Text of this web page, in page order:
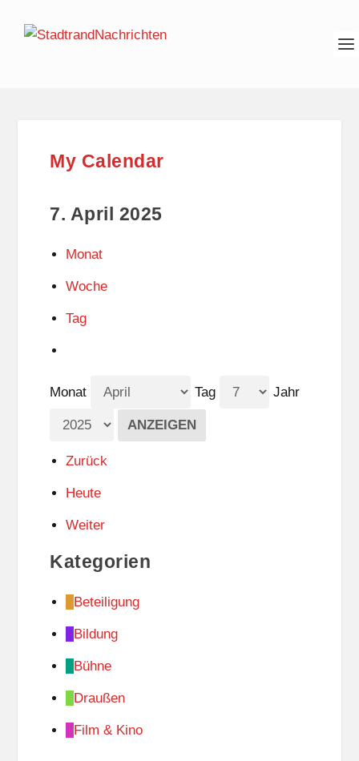
My Calendar
7. April 2025
Monat
Woche
Tag
Monat Tag Jahr
Zurück
Heute
Weiter
Kategorien
Beteiligung
Bildung
Bühne
Draußen
Film & Kino